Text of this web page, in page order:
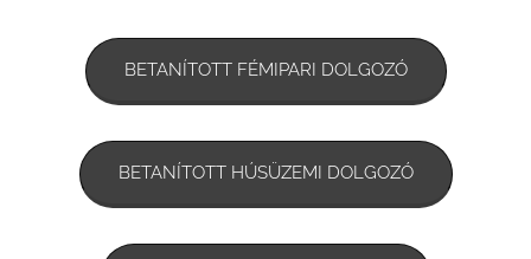
BETANÍTOTT FÉMIPARI DOLGOZÓ
BETANÍTOTT HÚSÜZEMI DOLGOZÓ